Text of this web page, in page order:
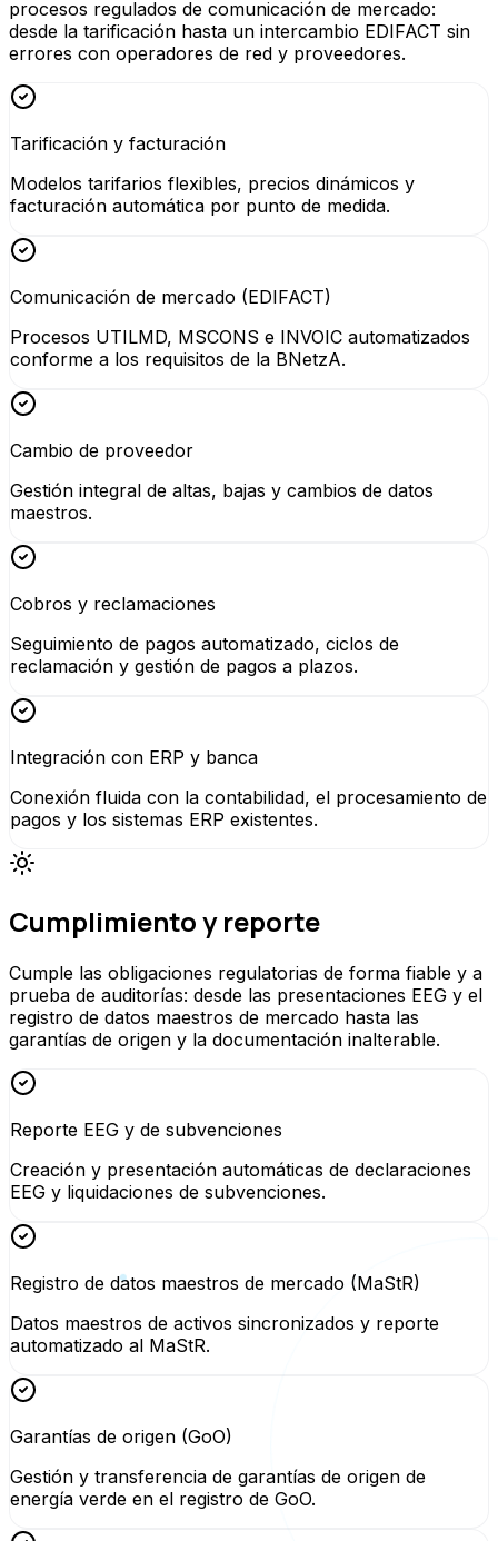
procesos regulados de comunicación de mercado:
desde la tarificación hasta un intercambio EDIFACT sin
errores con operadores de red y proveedores.
Tarificación y facturación
Modelos tarifarios flexibles, precios dinámicos y
facturación automática por punto de medida.
Comunicación de mercado (EDIFACT)
Procesos UTILMD, MSCONS e INVOIC automatizados
conforme a los requisitos de la BNetzA.
Cambio de proveedor
Gestión integral de altas, bajas y cambios de datos
maestros.
Cobros y reclamaciones
Seguimiento de pagos automatizado, ciclos de
reclamación y gestión de pagos a plazos.
Integración con ERP y banca
Conexión fluida con la contabilidad, el procesamiento de
pagos y los sistemas ERP existentes.
Cumplimiento y reporte
Cumple las obligaciones regulatorias de forma fiable y a
prueba de auditorías: desde las presentaciones EEG y el
registro de datos maestros de mercado hasta las
garantías de origen y la documentación inalterable.
Reporte EEG y de subvenciones
Creación y presentación automáticas de declaraciones
EEG y liquidaciones de subvenciones.
Registro de datos maestros de mercado (MaStR)
Datos maestros de activos sincronizados y reporte
automatizado al MaStR.
Garantías de origen (GoO)
Gestión y transferencia de garantías de origen de
energía verde en el registro de GoO.